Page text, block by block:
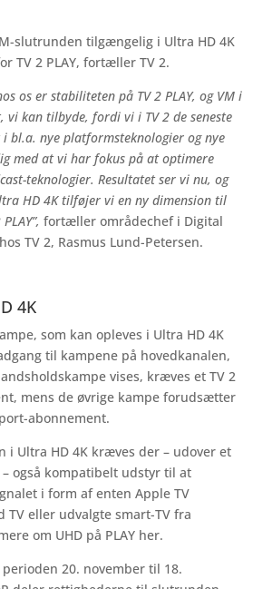
slutrunden tilgængelig i Ultra HD 4K
TV 2 PLAY, fortæller TV 2.
os er stabiliteten på TV 2 PLAY, og VM i
vi kan tilbyde, fordi vi i TV 2 de seneste
bl.a. nye platformsteknologier og nye
med at vi har fokus på at optimere
teknologier. Resultatet ser vi nu, og
HD 4K tilføjer vi en ny dimension til
fortæller områdechef i Digital
TV 2, Rasmus Lund-Petersen.
4K
som kan opleves i Ultra HD 4K
til kampene på hovedkanalen,
vises, kræves et TV 2
mens de øvrige kampe forudsætter
abonnement.
i Ultra HD 4K kræves der – udover et
– også kompatibelt udstyr til at
i form af enten Apple TV
TV eller udvalgte smart-TV fra
om UHD på PLAY her.
20. november til 18.